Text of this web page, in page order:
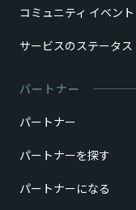
コミュニティ イベント
サービスのステータス
パートナー
パートナー
パートナーを探す
パートナーになる